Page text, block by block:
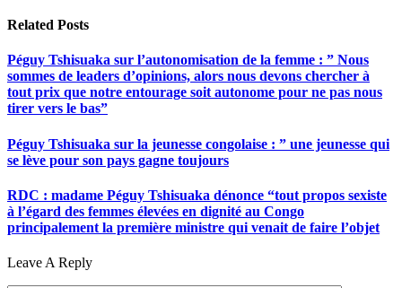
Related Posts
Péguy Tshisuaka sur l’autonomisation de la femme : ” Nous
sommes de leaders d’opinions, alors nous devons chercher à
tout prix que notre entourage soit autonome pour ne pas nous
tirer vers le bas”
Péguy Tshisuaka sur la jeunesse congolaise : ” une jeunesse qui
se lève pour son pays gagne toujours
RDC : madame Péguy Tshisuaka dénonce “tout propos sexiste
à l’égard des femmes élevées en dignité au Congo
principalement la première ministre qui venait de faire l’objet
Leave A Reply